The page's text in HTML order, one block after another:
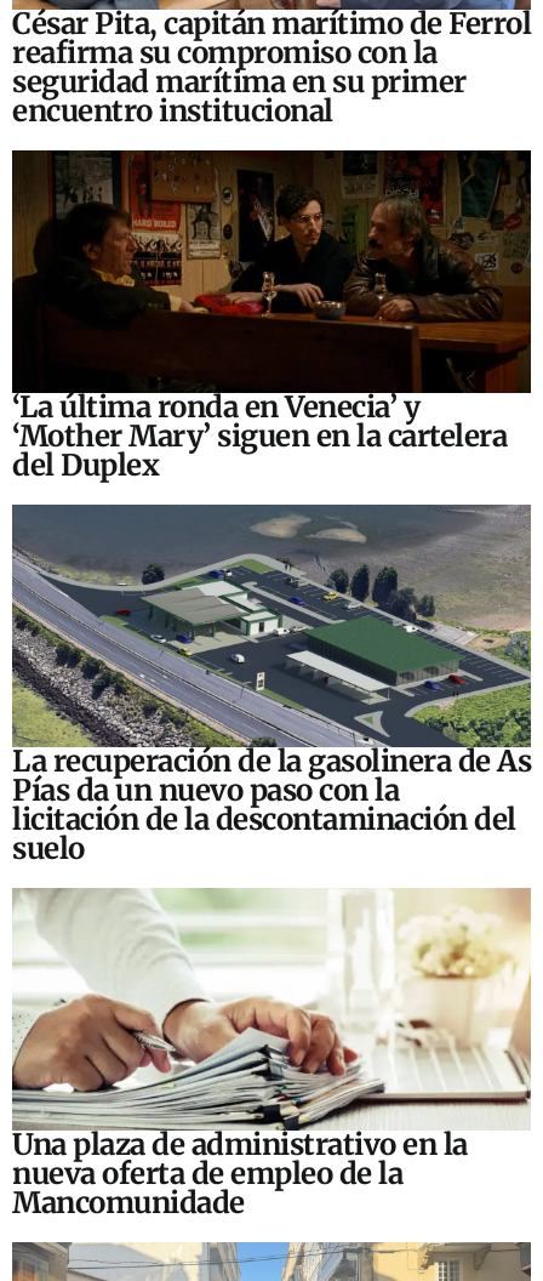
César Pita, capitán marítimo de Ferrol
reafirma su compromiso con la
seguridad marítima en su primer
encuentro institucional
‘La última ronda en Venecia’ y
‘Mother Mary’ siguen en la cartelera
del Duplex
La recuperación de la gasolinera de As
Pías da un nuevo paso con la
licitación de la descontaminación del
suelo
Una plaza de administrativo en la
nueva oferta de empleo de la
Mancomunidade